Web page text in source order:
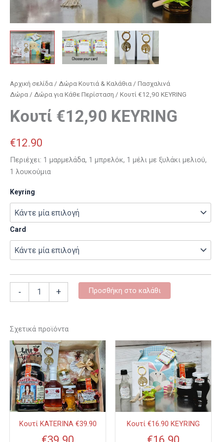
Αρχική σελίδα / Δώρα Κουτιά & Καλάθια / Πασχαλινά
Δώρα / Δώρα για Κάθε Περίσταση / Κουτί €12,90 KEYRING
Κουτί €12,90 KEYRING
€12.90
Περιέχει: 1 μαρμελάδα, 1 μπρελόκ, 1 μέλι με ξυλάκι μελιού,
1 λουκούμια
Keyring
Card
- + Προσθήκη στο καλάθι
Σχετικά προϊόντα
Κουτί KATERINA €39.90
Αυτό
το
προϊόν
έχει
πολλαπλές
παραλλαγές.
επιλογές
Κουτί €16.90 KEYRING
Αυτό
το
προϊόν
έχει
επιλογές